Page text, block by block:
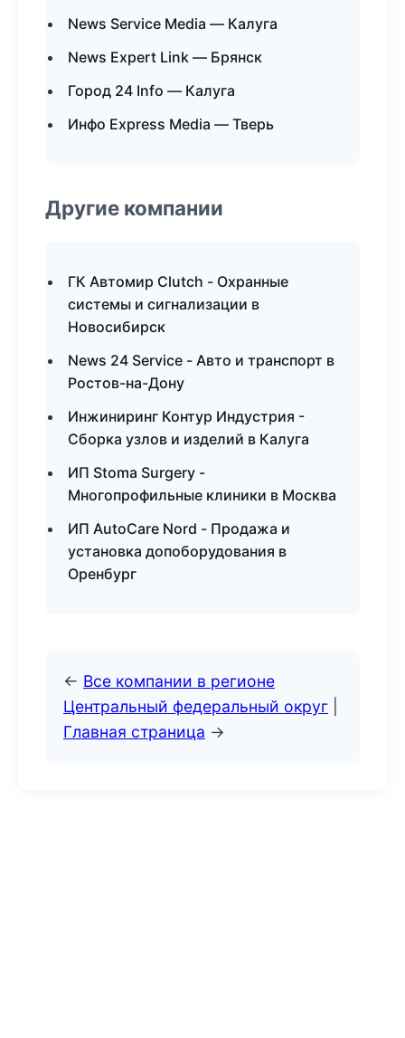
News Service Media — Калуга
News Expert Link — Брянск
Город 24 Info — Калуга
Инфо Express Media — Тверь
Другие компании
ГК Автомир Clutch - Охранные
системы и сигнализации в
Новосибирск
News 24 Service - Авто и транспорт в
Ростов-на-Дону
Инжиниринг Контур Индустрия -
Сборка узлов и изделий в Калуга
ИП Stoma Surgery -
Многопрофильные клиники в Москва
ИП AutoCare Nord - Продажа и
установка допоборудования в
Оренбург
← Все компании в регионе
Центральный федеральный округ
Главная страница →